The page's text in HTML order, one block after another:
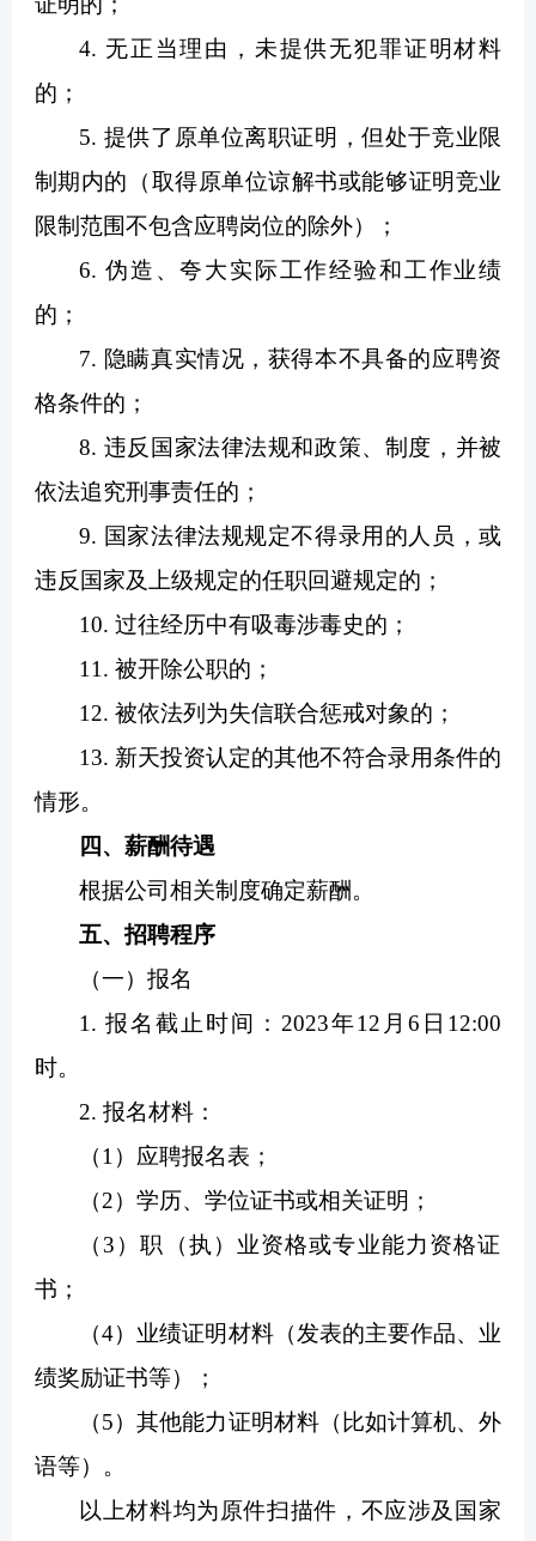
4. 无正当理由，未提供无犯罪证明材料
的；
5. 提供了原单位离职证明，但处于竞业限
制期内的（取得原单位谅解书或能够证明竞业
限制范围不包含应聘岗位的除外）；
6. 伪造、夸大实际工作经验和工作业绩
的；
7. 隐瞒真实情况，获得本不具备的应聘资
格条件的；
8. 违反国家法律法规和政策、制度，并被
依法追究刑事责任的；
9. 国家法律法规规定不得录用的人员，或
违反国家及上级规定的任职回避规定的；
10. 过往经历中有吸毒涉毒史的；
11. 被开除公职的；
12. 被依法列为失信联合惩戒对象的；
13. 新天投资认定的其他不符合录用条件的
情形。
四、薪酬待遇
根据公司相关制度确定薪酬。
五、招聘程序
（一）报名
1. 报名截止时间：2023年12月6日12:00
时。
2. 报名材料：
（1）应聘报名表；
（2）学历、学位证书或相关证明；
（3）职（执）业资格或专业能力资格证
书；
（4）业绩证明材料（发表的主要作品、业
绩奖励证书等）；
（5）其他能力证明材料（比如计算机、外
语等）。
以上材料均为原件扫描件，不应涉及国家